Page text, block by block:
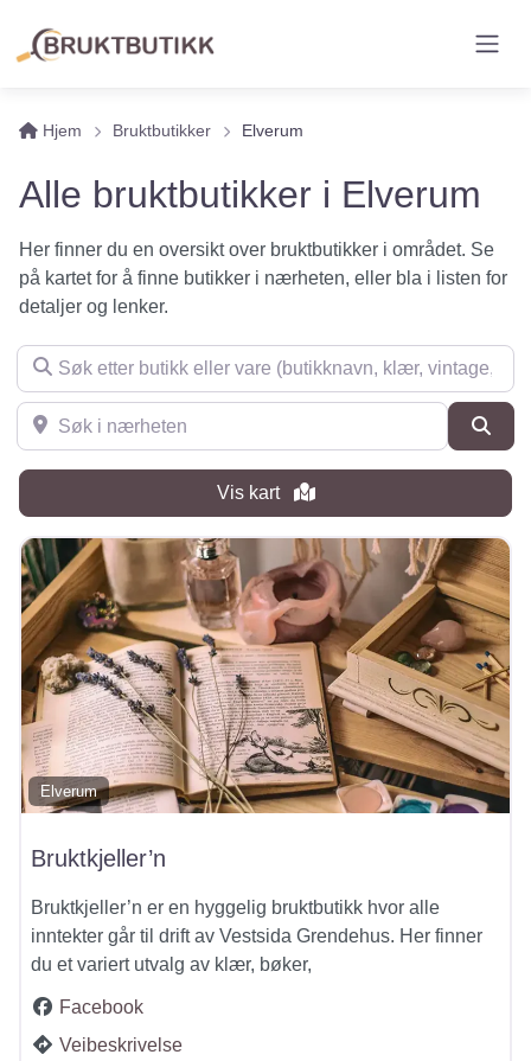
Hjem Bruktbutikker Elverum
Alle bruktbutikker i Elverum
Her finner du en oversikt over bruktbutikker i området. Se
på kartet for å finne butikker i nærheten, eller bla i listen for
detaljer og lenker.
Søk etter butikk eller vare (butikknavn, klær, vintage, møbler
Søk i nærheten
Vis kart
Elverum
Bruktkjeller’n
Bruktkjeller’n er en hyggelig bruktbutikk hvor alle
inntekter går til drift av Vestsida Grendehus. Her finner
du et variert utvalg av klær, bøker,
Facebook
Veibeskrivelse